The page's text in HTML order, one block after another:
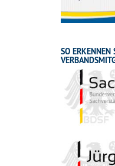
SO ERKENNEN